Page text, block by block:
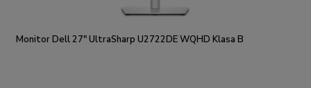
Monitor Dell 27" UltraSharp U2722DE WQHD Klasa B